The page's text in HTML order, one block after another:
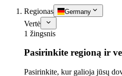
Regionas Germany
Vertė
1 žingsnis
Pasirinkite regioną ir
Pasirinkite, kur galioja jūsų